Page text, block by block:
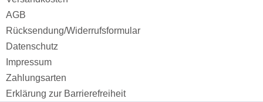
AGB
Rücksendung/Widerrufsformular
Datenschutz
Impressum
Zahlungsarten
Erklärung zur Barrierefreiheit